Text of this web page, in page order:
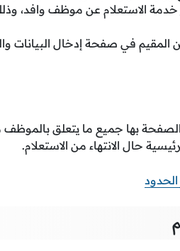
خدمة الاستعلام عن موظف وافد،
عن المقيم في صفحة إدخال البيانات
بها جميع ما يتعلق
حال الانتهاء من الاستعلام.